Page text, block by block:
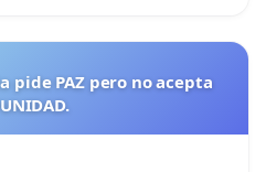
pide PAZ pero no acepta